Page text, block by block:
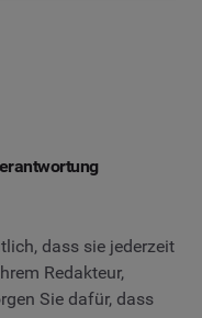
dass sie jederzeit
Redakteur,
Sie dafür, dass